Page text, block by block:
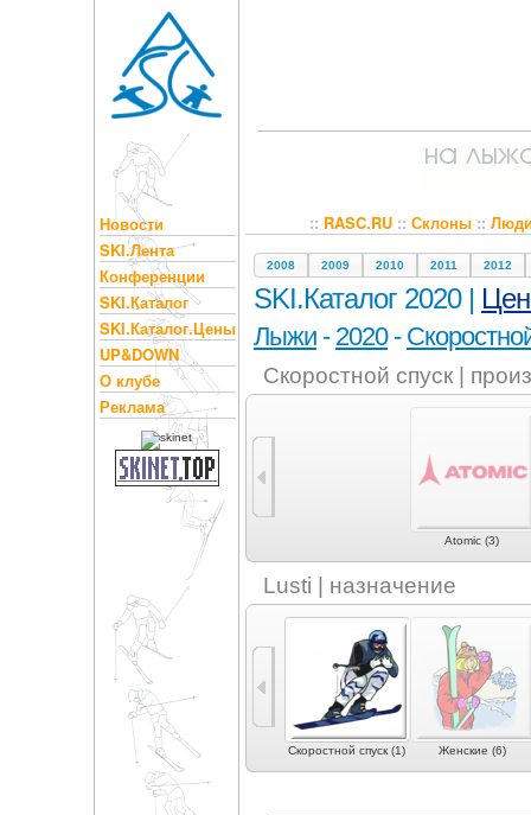
Новости
SKI.Лента
Конференции
SKI.Каталог
SKI.Каталог.Цены
UP&DOWN
О клубе
Реклама
:: RASC.RU:: Склоны::
2008 2009 2010 2011 2012
SKI.Каталог 2020 |
Лыжи - 2020-
Скоростной спуск |
Atomic (3)
Lusti | назначение
Слалом-гигант (2) Скоростной спуск (1) Женские (6)